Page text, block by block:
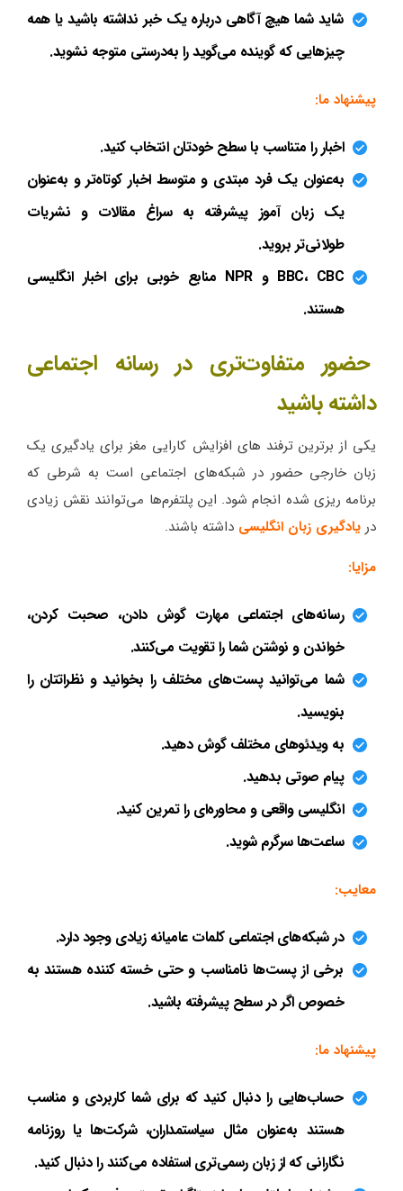
شاید شما هیچ آگاهی درباره یک خبر نداشته باشید یا همه
چیزهایی که گوینده می‌گوید را به‌درستی متوجه نشوید.
پیشنهاد ما:
اخبار را متناسب با سطح خودتان انتخاب کنید.
به‌عنوان یک فرد مبتدی و متوسط اخبار کوتاه‌تر و به‌عنوان
یک زبان آموز پیشرفته به سراغ مقالات و نشریات
طولانی‌تر بروید.
BBC، CBC و NPR منابع خوبی برای اخبار انگلیسی
هستند.
حضور متفاوت‌تری در رسانه اجتماعی
داشته باشید
یکی از برترین ترفند های افزایش کارایی مغز برای یادگیری یک
زبان خارجی حضور در شبکه‌های اجتماعی است به شرطی که
برنامه ریزی شده انجام شود. این پلتفرم‌ها می‌توانند نقش زیادی
در یادگیری زبان انگلیسی داشته باشند.
مزایا:
رسانه‌های اجتماعی مهارت گوش دادن، صحبت کردن،
خواندن و نوشتن شما را تقویت می‌کنند.
شما می‌توانید پست‌های مختلف را بخوانید و نظراتتان را
بنویسید.
به ویدئوهای مختلف گوش دهید.
پیام صوتی بدهید.
انگلیسی واقعی و محاوره‌ای را تمرین کنید.
ساعت‌ها سرگرم شوید.
معایب:
در شبکه‌های اجتماعی کلمات عامیانه زیادی وجود دارد.
برخی از پست‌ها نامناسب و حتی خسته کننده هستند به
خصوص اگر در سطح پیشرفته باشید.
پیشنهاد ما:
حساب‌هایی را دنبال کنید که برای شما کاربردی و مناسب
هستند به‌عنوان مثال سیاستمداران، شرکت‌ها یا روزنامه
نگارانی که از زبان رسمی‌تری استفاده می‌کنند را دنبال کنید.